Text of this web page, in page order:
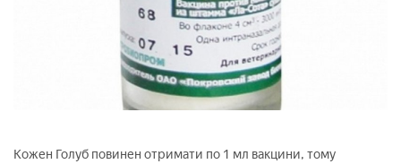
Кожен Голуб повинен отримати по 1 мл вакцини, тому